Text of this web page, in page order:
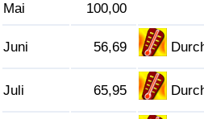
Mai 100,00
Juni 56,69
Juli 65,95
Umweltverschmutzungs-Index
Verkehrs-Index